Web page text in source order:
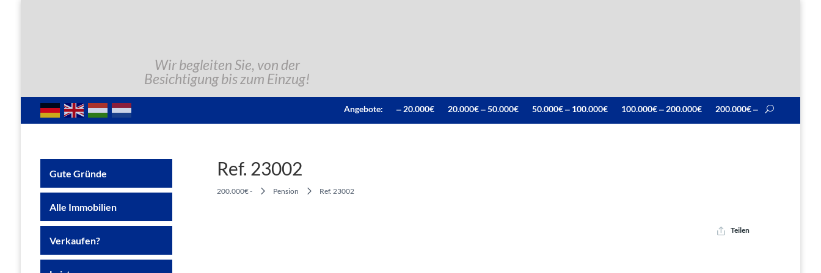
Wir begleiten Sie, von der
Besichtigung bis zum Einzug!
Angebote: ‒ 20.000€ 20.000€ ‒ 50.000€ 50.000€ ‒ 100.000€ 100.000€ ‒ 200.000€ 200.000€ ‒
Ref. 23002
200.000€ - Pension Ref. 23002
Teilen
Gute Gründe
Alle Immobilien
Verkaufen?